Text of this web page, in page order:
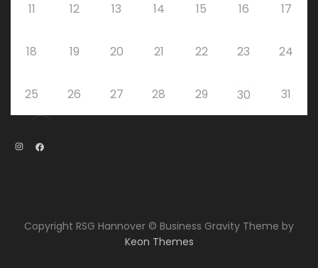
11 12 13 14 15 16 17
18 19 20 21 22 23 24
25 26 27 28 29 30 31
Copyright RSG Hannover © Business Gravity Theme by
Keon Themes